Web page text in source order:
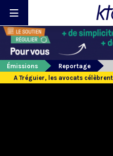
Émissions
Reportage
A Tréguier, les avocats